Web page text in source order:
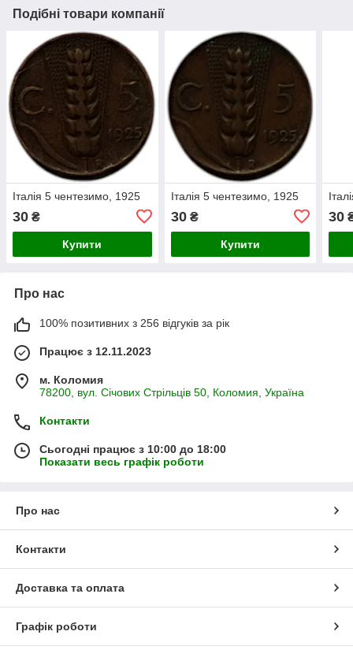
Подібні товари компанії
Італія 5 чентезимо, 1925
30 ₴
Купити
Італія 5 чентезимо, 1925
30₴
Купити
30
Про нас
100% позитивних з 256 відгуків за рік
Працює з 12.11.2023
м. Коломия
78200, вул. Січових Стрільців 50, Коломия, Україна
Контакти
Сьогодні працює з 10:00 до 18:00
Показати весь графік роботи
Про нас
Контакти
Доставка та оплата
Графік роботи